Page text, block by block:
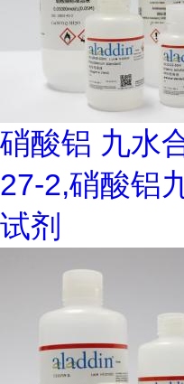
硝酸铝 九水
27-2,硝酸铝
试剂